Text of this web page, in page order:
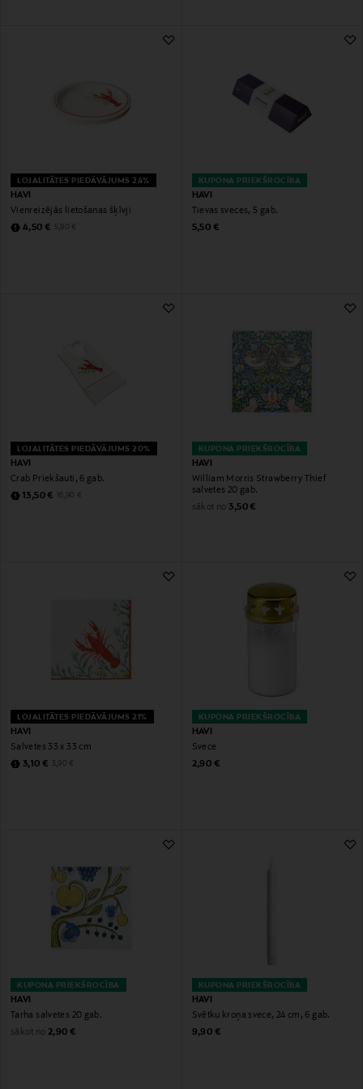
LOJALITĀTES PIEDĀVĀJUMS 24%
HAVI
Vienreizējās lietošanas šķīvji
Discounted Price
4,50 € Original Price
5,90 €
KUPONA PRIEKŠROCĪBA
HAVI
Tievas sveces, 5 gab.
Original Price
5,50 €
LOJALITĀTES PIEDĀVĀJUMS 20%
HAVI
Crab Priekšauti, 6 gab.
Discounted Price
13,50 € Original Price
16,90 €
KUPONA PRIEKŠROCĪBA
HAVI
William Morris Strawberry Thief
salvetes 20 gab.
sākot no Original Price
3,50 €
LOJALITĀTES PIEDĀVĀJUMS 21%
HAVI
Salvetes 33 x 33 cm
Discounted Price
3,10 € Original Price
3,90 €
KUPONA PRIEKŠROCĪBA
HAVI
Svece
Original Price
2,90 €
KUPONA PRIEKŠROCĪBA
HAVI
Tarha salvetes 20 gab.
sākot no Original Price
2,90 €
KUPONA PRIEKŠROCĪBA
HAVI
Svētku kroņa svece, 24 cm, 6 gab.
Original Price
9,90 €